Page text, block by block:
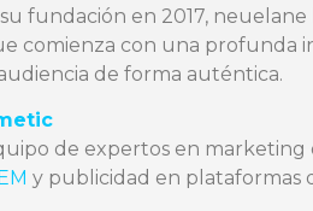
fundación en 2017,
comienza con una profunda
de forma auténtica.
de expertos en marketing
y publicidad en plataformas